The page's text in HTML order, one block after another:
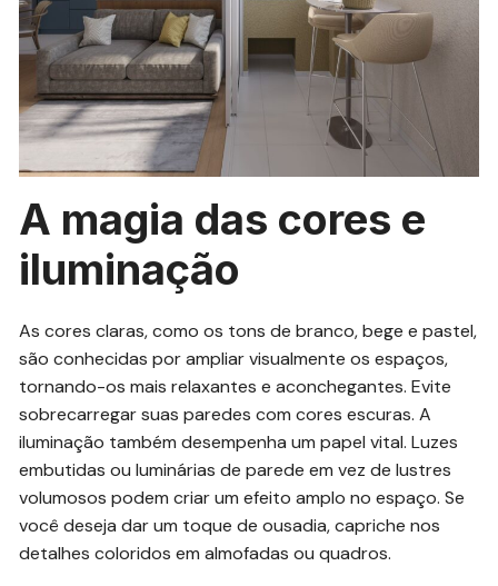
A magia das cores e
iluminação
As cores claras, como os tons de branco, bege e pastel,
são conhecidas por ampliar visualmente os espaços,
tornando-os mais relaxantes e aconchegantes. Evite
sobrecarregar suas paredes com cores escuras. A
iluminação também desempenha um papel vital. Luzes
embutidas ou luminárias de parede em vez de lustres
volumosos podem criar um efeito amplo no espaço. Se
você deseja dar um toque de ousadia, capriche nos
detalhes coloridos em almofadas ou quadros.